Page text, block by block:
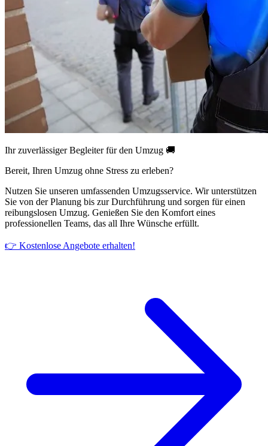
Ihr zuverlässiger Begleiter für den Umzug 🚚
Bereit, Ihren Umzug ohne Stress zu erleben?
Nutzen Sie unseren umfassenden Umzugsservice. Wir unterstützen
Sie von der Planung bis zur Durchführung und sorgen für einen
reibungslosen Umzug. Genießen Sie den Komfort eines
professionellen Teams, das all Ihre Wünsche erfüllt.
👉 Kostenlose Angebote erhalten!